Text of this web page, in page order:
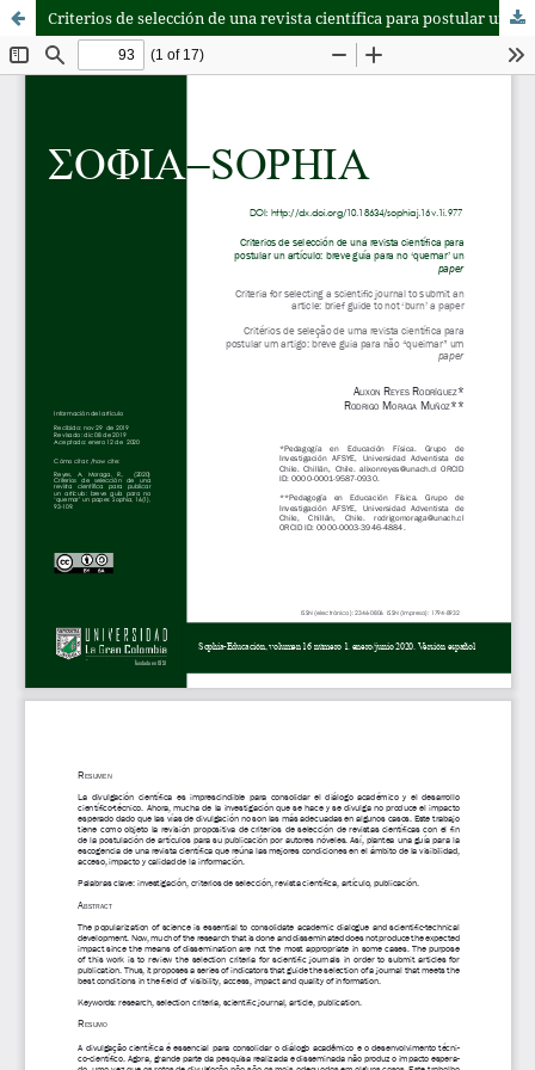
Criterios de selección de una revista científica para postular un artículo: breve guía para no 'quemar' un paper